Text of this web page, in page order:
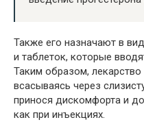
Также его назначают в
и таблеток, которые
Таким образом,
всасываясь через
принося дискомфорта и
как при инъекциях.